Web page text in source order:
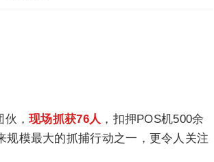
伙，现场抓获76人 ，扣押POS机500余
规模最大的抓捕行动之一，更令人关注